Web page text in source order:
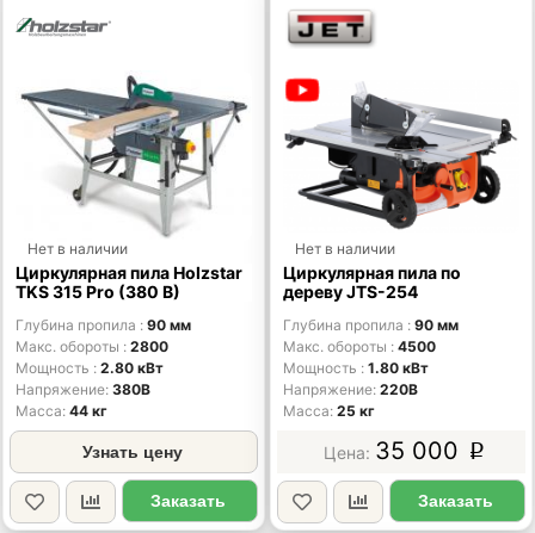
Нет в наличии
Циркулярная пила Holzstar
TKS 315 Pro (380 В)
Глубина пропила
90 мм
Макс. обороты
2800
Мощность
2.80 кВт
Напряжение 380В
Масса 44 кг
Узнать цену
Заказать
Нет в наличии
Циркулярная пила по
дереву JTS-254
Глубина пропила
90 мм
Макс. обороты
4500
Мощность
1.80 кВт
Напряжение 220В
Масса 25 кг
35 000 p
Заказать